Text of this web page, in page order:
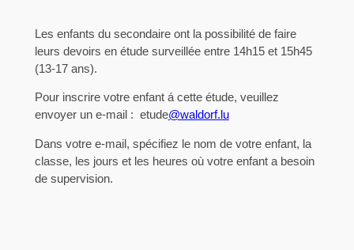
Les enfants du secondaire ont la possibilité de faire
leurs devoirs en étude surveillée entre 14h15 et 15h45
(13-17 ans).
Pour inscrire votre enfant á cette étude, veuillez
envoyer un e-mail : etude@waldorf.lu
Dans votre e-mail, spécifiez le nom de votre enfant, la
classe, les jours et les heures où votre enfant a besoin
de supervision.